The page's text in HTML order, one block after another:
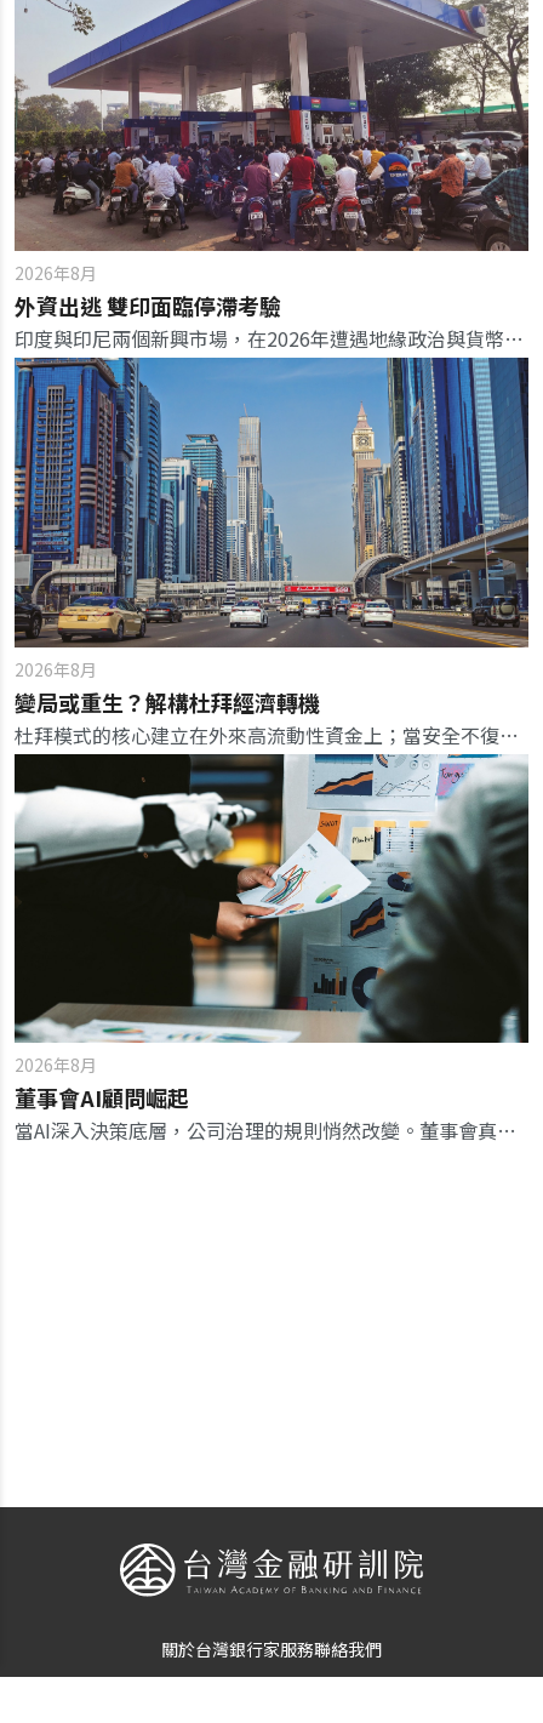
2026年8月
外資出逃 雙印面臨停滯考驗
印度與印尼兩個新興市場，在2026年遭遇地緣政治與貨幣緊縮的逆流，雙雙對金融市場發出危險信號。
2026年8月
變局或重生？解構杜拜經濟轉機
杜拜模式的核心建立在外來高流動性資金上；當安全不復存在，富豪與資本迅速轉移至其他替代市場，考驗這座沙漠綠洲的韌性。
2026年8月
董事會AI顧問崛起
當AI深入決策底層，公司治理的規則悄然改變。董事會真正要治理的，不再只是管理團隊，而是管理團隊與AI共同形成的決策流程。
關於台灣銀行家服務聯絡我們